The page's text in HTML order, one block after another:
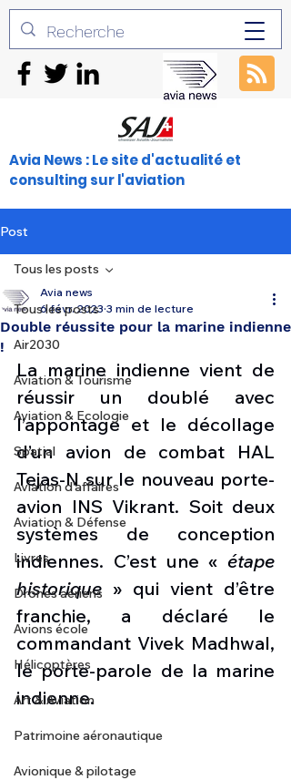
Avia News : Le site d'actualité et
consulting sur l'aviation
Post
Tous les posts
Air2030
Aviation & Tourisme
Aviation & Ecologie
Spatial
Aviation d'affaires
Aviation & Défense
Livres
Drones aériens
Avions école
Hélicoptères
Art & Aviation
Patrimoine aéronautique
Avionique & pilotage
Tous les posts
Double réussite pour la marine indienne
!
Avia news
6 févr. 2023 3 min de lecture
La marine indienne vient de
réussir un doublé avec
l’appontage et le décollage
d’un avion de combat HAL
Tejas-N sur le nouveau porte-
avion INS Vikrant. Soit deux
systèmes de conception
indiennes. C’est une « étape
historique » qui vient d’être
franchie, a déclaré le
commandant Vivek Madhwal,
le porte-parole de la marine
indienne.